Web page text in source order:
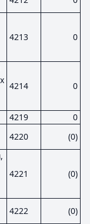
4213 0
4214 0
4219
0
4220
(0)
4221 (0)
4222
(0)